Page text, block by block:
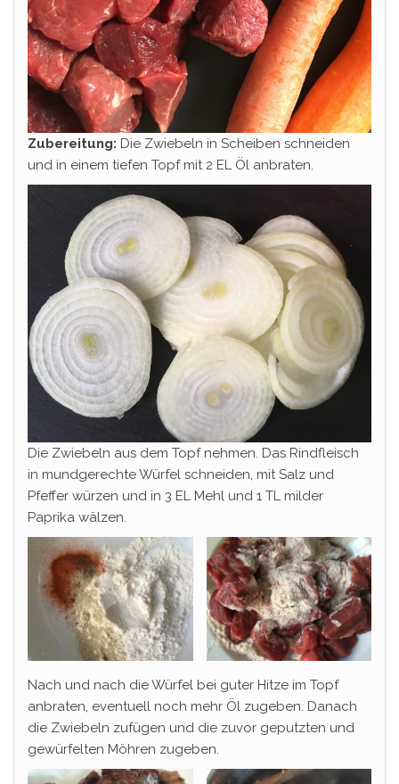
Zubereitung: Die Zwiebeln in Scheiben schneiden
und in einem tiefen Topf mit 2 EL Öl anbraten.
Die Zwiebeln aus dem Topf nehmen. Das Rindfleisch
in mundgerechte Würfel schneiden, mit Salz und
Pfeffer würzen und in 3 EL Mehl und 1 TL milder
Paprika wälzen.
Nach und nach die Würfel bei guter Hitze im Topf
anbraten, eventuell noch mehr Öl zugeben. Danach
die Zwiebeln zufügen und die zuvor geputzten und
gewürfelten Möhren zugeben.